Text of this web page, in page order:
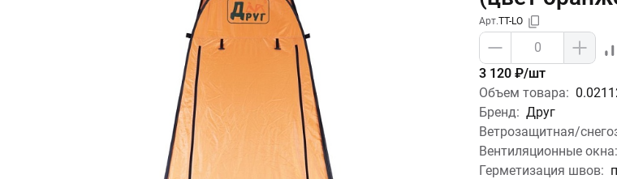
Арт.TT-LO
3 120 ₽/шт
Объем товара:
Бренд: Друг
Ветрозащитная/
Вентиляционные окна:
Герметизация швов: